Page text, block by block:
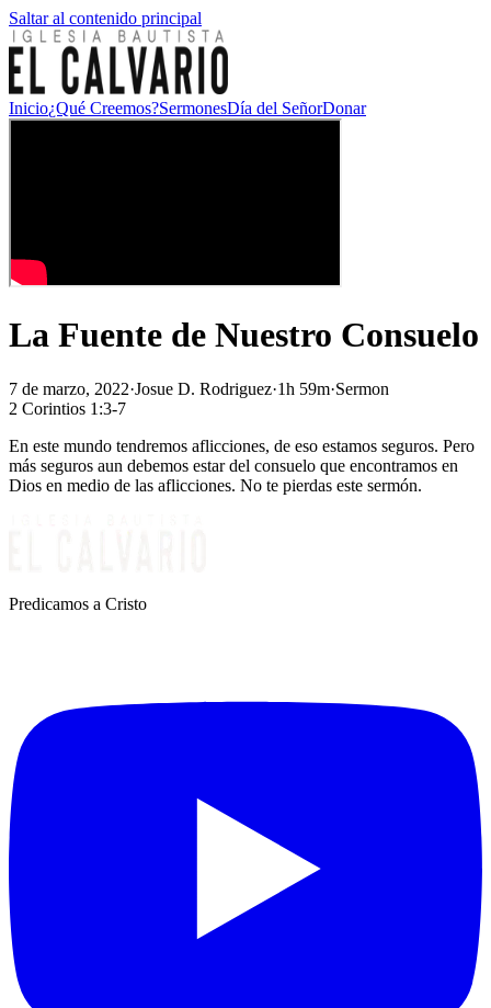
Saltar al contenido principal
Inicio¿Qué Creemos?SermonesDía del SeñorDonar
La Fuente de Nuestro Consuelo
7 de marzo, 2022·Josue D. Rodriguez·1h 59m·Sermon
2 Corintios 1:3-7
En este mundo tendremos aflicciones, de eso estamos seguros. Pero
más seguros aun debemos estar del consuelo que encontramos en
Dios en medio de las aflicciones. No te pierdas este sermón.
Predicamos a Cristo